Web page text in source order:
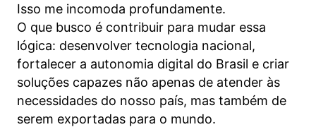
Isso me incomoda profundamente.
O que busco é contribuir para mudar essa
lógica: desenvolver tecnologia nacional,
fortalecer a autonomia digital do Brasil e criar
soluções capazes não apenas de atender às
necessidades do nosso país, mas também de
serem exportadas para o mundo.